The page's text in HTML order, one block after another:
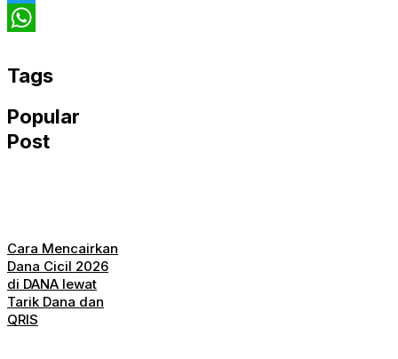
Twitter
Tags
Popular
Post
Cara Mencairkan
Dana Cicil 2026
di DANA lewat
Tarik Dana dan
QRIS